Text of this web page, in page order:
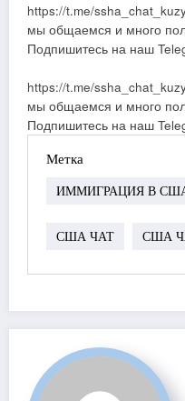
https://t.me/
мы общаемся и много
Подпишитесь на наш
https://t.me/
мы общаемся и много
Подпишитесь на наш
Метка
ИММИГРАЦИЯ В
США ЧАТ США